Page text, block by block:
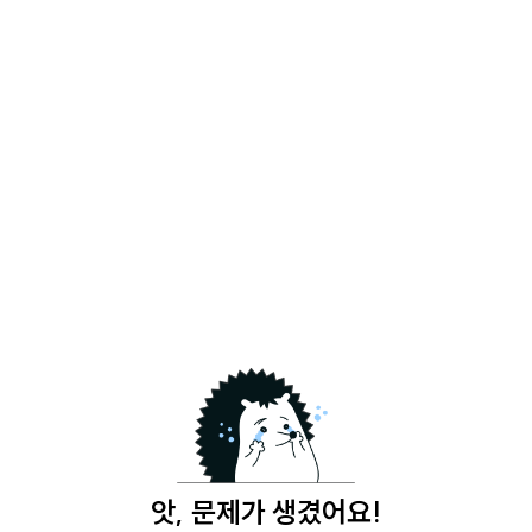
앗, 문제가 생겼어요!